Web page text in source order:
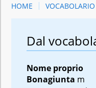
HOME VOCABOLARIO
Dal
Nome proprio
Bonagiunta m